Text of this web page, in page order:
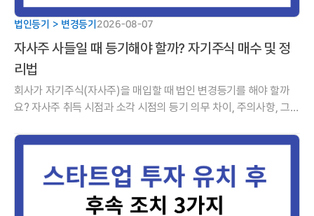
법인등기 > 변경등기 2026-08-07
자사주 사들일 때 등기해야 할까? 자기주식 매수 및 정
리법
회사가 자기주식(자사주)을 매입할 때 법인 변경등기를 해야 할까
요? 자사주 취득 시점과 소각 시점의 등기 의무 차이, 주의사항, 그리
리해 드립니다.